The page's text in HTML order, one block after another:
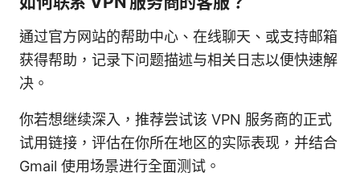
通过官方网站的帮助中心、在线聊天、或支持邮箱
获得帮助，记录下问题描述与相关日志以便快速解
决。
你若想继续深入，推荐尝试该 VPN 服务商的正式
试用链接，评估在你所在地区的实际表现，并结合
Gmail 使用场景进行全面测试。